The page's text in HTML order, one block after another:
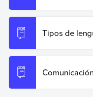
Tipos de